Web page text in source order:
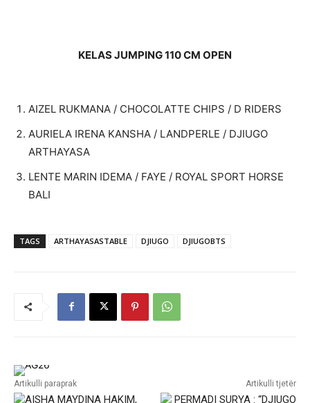
KELAS JUMPING 110 CM OPEN
AIZEL RUKMANA / CHOCOLATTE CHIPS / D RIDERS
AURIELA IRENA KANSHA / LANDPERLE / DJIUGO
ARTHAYASA
LENTE MARIN IDEMA / FAYE / ROYAL SPORT HORSE
BALI
TAGS ARTHAYASASTABLE DJIUGO DJIUGOBTS
Artikulli paraprak Artikulli tjetër